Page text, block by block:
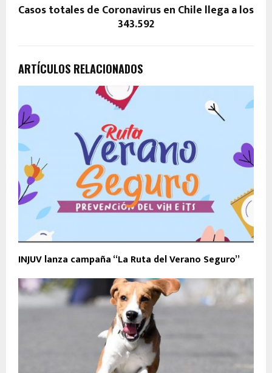
Casos totales de Coronavirus en Chile llega a los
343.592
ARTÍCULOS RELACIONADOS
INJUV lanza campaña “La Ruta del Verano Seguro”